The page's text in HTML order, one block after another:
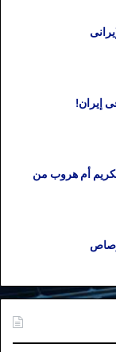
إیران!
أم هروب من